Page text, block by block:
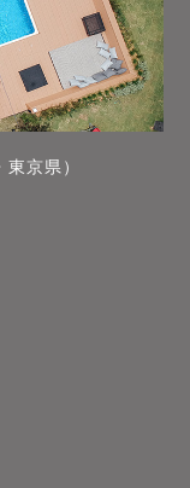
京県）